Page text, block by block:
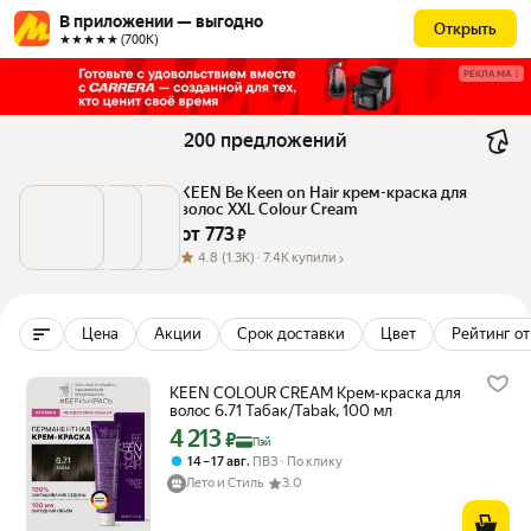
В приложении — выгодно
★★★★★ (700К)
Открыть
РЕКЛАМА
200 предложений
KEEN Be Keen on Hair крем-краска для
волос XXL Colour Cream
от 773 ₽
4.8 (1.3K) · 7.4K купили
Цена Акции Срок доставки Цвет Рейтинг
KEEN COLOUR CREAM Крем-краска для
волос 6.71 Табак/Tabak, 100 мл
Цена с картой Яндекс Пэй 4213 ₽ вместо
4 213₽ Пэй
14 – 17 авг, ПВЗ
По клику
Лето и Стиль
3.0